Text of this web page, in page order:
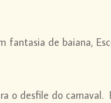
fantasia de baiana,
o desfile do carnaval.